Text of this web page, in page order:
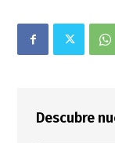
Descubre